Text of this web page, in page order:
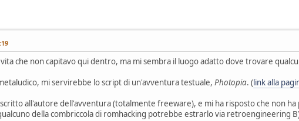
che non capitavo qui dentro, ma mi sembra il luogo adatto dove trovare
mi servirebbe lo script di un'avventura testuale, Photopia. (link alla
all'autore dell'avventura (totalmente freeware), e mi ha risposto che non ha
della combriccola di romhacking potrebbe estrarlo via retroengineering